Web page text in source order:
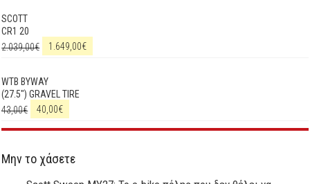
SCOTT
CR1 20
2.039,00€ 1.649,00€
WTB BYWAY
(27.5") GRAVEL TIRE
43,00€ 40,00€
Μην το χάσετε